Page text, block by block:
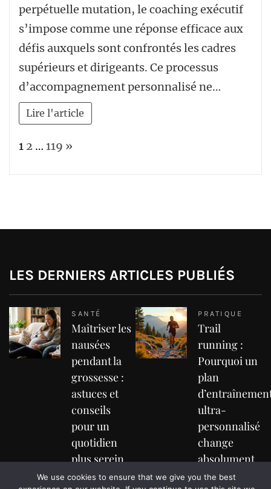
perpétuelle mutation, le coaching exécutif
s’impose comme une réponse efficace aux
défis auxquels sont confrontés les cadres
supérieurs et dirigeants. Ce processus
d’accompagnement personnalisé ne…
Lire l'article
Page:
1 2 … 119 Next
»
LES DERNIERS ARTICLES PUBLIÉS
SANTÉ
Maîtriser les
nausées
pendant la
grossesse :
astuces et
conseils
pour un
quotidien
plus serein
Les nausées pendant la
PRATIQUE
Trail
running :
Pourquoi un
plan
ultra-
personnalisé
change
absolument
tout
We use cookies to ensure that we give you the best